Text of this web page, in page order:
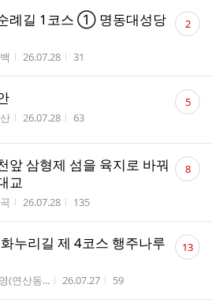
례길 1코스 ① 명동대성당
자 작성시간
26.07.28 조회수
31
댓
글 2
자 작성시간
26.07.28 조회수
63
댓
글 5
삼형제 섬을 육지로 바꿔
교
자 작성시간
26.07.28 조회수
135
댓
글 8
누리길 제 4코스 행주나루
(연산동... 작성시간
26.07.27 조회수
59
댓
글13